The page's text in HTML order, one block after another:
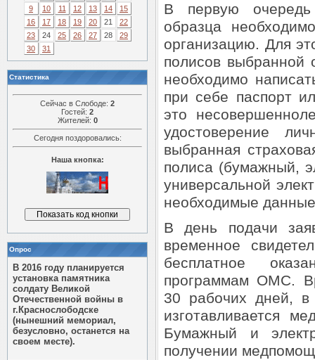
9
10 11 12 13 14
15
16
17 18 19 20 21
22
23
24 25 26 27 28
29
30
31
Статистика
Сейчас в Слободе: 2
Гостей: 2
Жителей: 0
Сегодня поздоровались:
Наша кнопка:
Опрос
В 2016 году планируется
установка памятника
солдату Великой
Отечественной войны в
г.Краснослободске
(нынешний мемориал,
безусловно, останется на
своем месте).
В первую
образца
организацию. Для
полисов выбранной
необходимо
при себе паспорт
это
удостоверение
выбранная
полиса (бумажный,
универсальной
необходимые
В день подачи
временное
бесплатное
программам ОМС.
30 рабочих дней, в
изготавливается
Бумажный и
получении